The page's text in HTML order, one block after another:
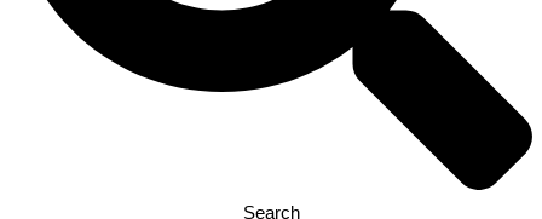
Search